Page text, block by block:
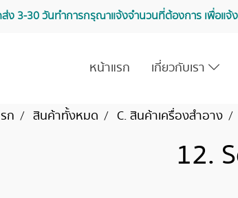
3-30 วันทำการ กรุณาแจ้งจำนวนที่ต้องการ เพื่อแจ้
หน้าแรก เกี่ยวกับเรา
ก สินค้าทั้งหมด C. สินค้าเครื่องสำอาง
12.